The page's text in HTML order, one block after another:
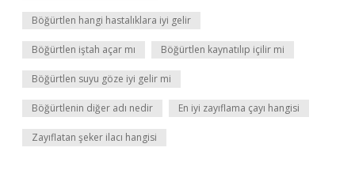
Böğürtlen hangi hastalıklara iyi gelir
Böğürtlen iştah açar mı Böğürtlen kaynatılıp içilir mi
Böğürtlen suyu göze iyi gelir mi
Böğürtlenin diğer adı nedir En iyi zayıflama çayı hangisi
Zayıflatan şeker ilacı hangisi